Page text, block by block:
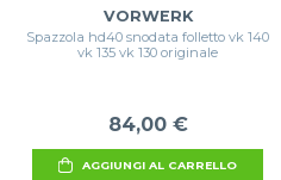
VORWERK
Spazzola hd40 snodata folletto vk 140
vk 135 vk 130 originale
84,00 €
AGGIUNGI AL CARRELLO